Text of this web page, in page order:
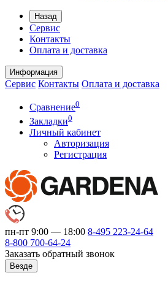
Назад
Сервис
Контакты
Оплата и доставка
Информация
Сервис Контакты Оплата и доставка
Сравнение0
Закладки0
Личный кабинет
Авторизация
Регистрация
пн-пт 9:00 — 18:00 8-495 223-24-64
8-800 700-64-24
Заказать обратный звонок
Везде